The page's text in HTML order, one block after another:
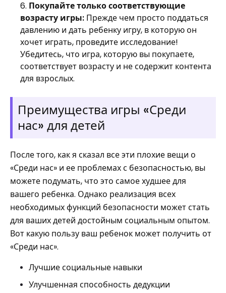
Покупайте только соответствующие
возрасту игры: Прежде чем просто поддаться
давлению и дать ребенку игру, в которую он
хочет играть, проведите исследование!
Убедитесь, что игра, которую вы покупаете,
соответствует возрасту и не содержит контента
для взрослых.
Преимущества игры «Среди
нас» для детей
После того, как я сказал все эти плохие вещи о
«Среди нас» и ее проблемах с безопасностью, вы
можете подумать, что это самое худшее для
вашего ребенка. Однако реализация всех
необходимых функций безопасности может стать
для ваших детей достойным социальным опытом.
Вот какую пользу ваш ребенок может получить от
«Среди нас».
Лучшие социальные навыки
Улучшенная способность дедукции